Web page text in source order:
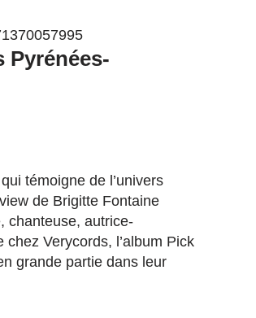
Pyrénées-
témoigne de l’univers
de Brigitte Fontaine
chanteuse, autrice-
Verycords, l’album Pick
grande partie dans leur